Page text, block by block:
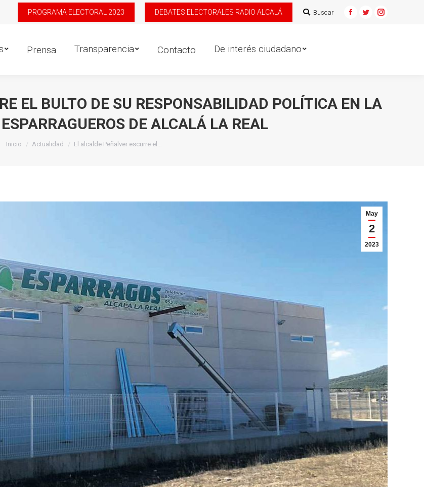
PROGRAMA ELECTORAL 2023 DEBATES ELECTORALES RADIO ALCALÁ Buscar:Buscar
Facebook
TwitterInstagram
Prensa Transparencia Contacto De interés ciudadano
EL BULTO DE SU RESPONSABILIDAD POLÍTICA EN LA
DE ALCALÁ LA REAL
Estás aquí:
Inicio Actualidad El alcalde Peñalver escurre el…
May
2
2023
Prensa Transparencia Contacto De interés ciudadano